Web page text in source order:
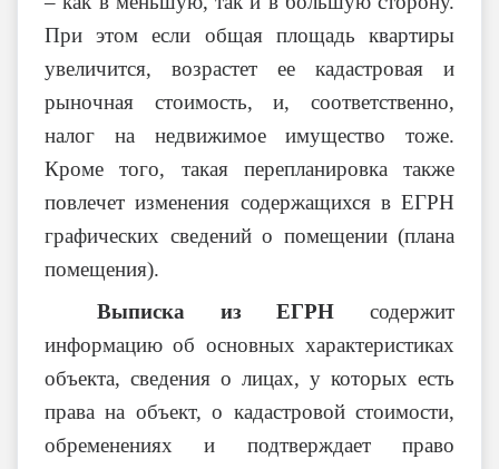
При этом если общая площадь квартиры
увеличится, возрастет ее кадастровая и
рыночная стоимость, и, соответственно,
налог на недвижимое имущество тоже.
Кроме того, такая перепланировка также
повлечет изменения содержащихся в ЕГРН
графических сведений о помещении (плана
помещения).
Выписка из ЕГРН содержит
информацию об основных характеристиках
объекта, сведения о лицах, у которых есть
права на объект, о кадастровой стоимости,
обременениях и подтверждает право